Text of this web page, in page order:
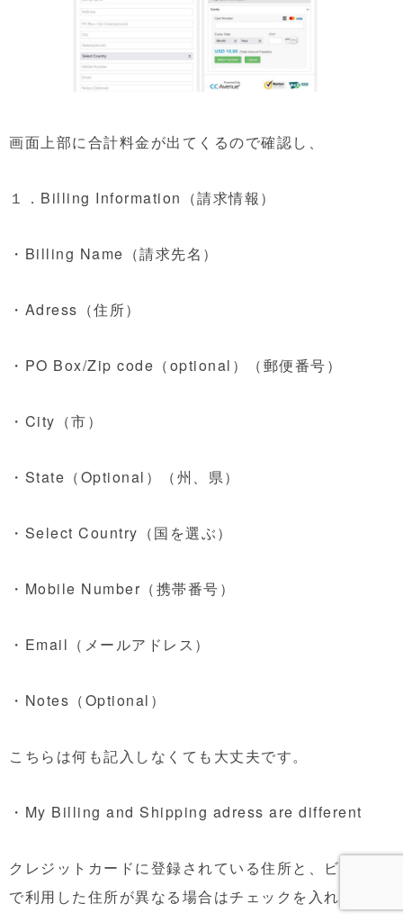
画面上部に合計料金が出てくるので確認し、
１．Billing Information（請求情報）
・Billing Name（請求先名）
・Adress（住所）
・PO Box/Zip code（optional）（郵便番号）
・City（市）
・State（Optional）（州、県）
・Select Country（国を選ぶ）
・Mobile Number（携帯番号）
・Email（メールアドレス）
・Notes（Optional）
こちらは何も記入しなくても大丈夫です。
・My Billing and Shipping adress are different
クレジットカードに登録されている住所と、ビザ申請
で利用した住所が異なる場合はチェックを入れます。